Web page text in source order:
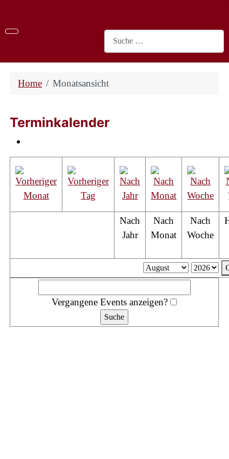
Suchen
Home Monatsansicht
Terminkalender
Nach
Jahr
Nach
Monat
Nach
Woche
Vergangene Events anzeigen?